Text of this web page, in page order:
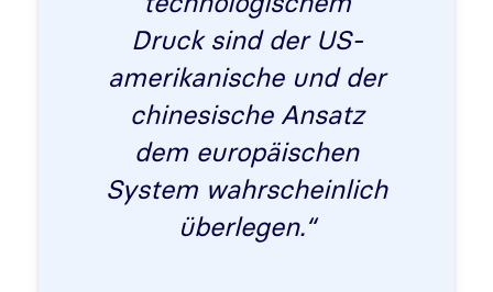
Druck sind der US-
amerikanische und der
chinesische Ansatz
dem europäischen
System wahrscheinlich
überlegen.“